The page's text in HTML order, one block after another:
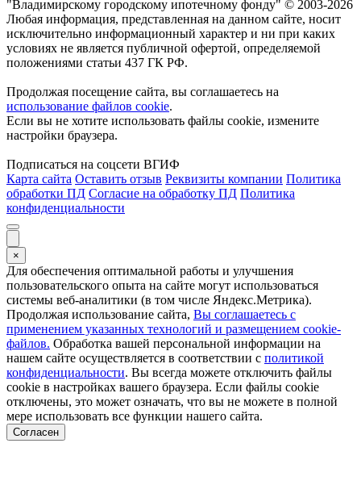
"Владимирскому городскому ипотечному фонду" © 2003-2026
Любая информация, представленная на данном сайте, носит
исключительно информационный характер и ни при каких
условиях не является публичной офертой, определяемой
положениями статьи 437 ГК РФ.
Продолжая посещение сайта, вы соглашаетесь на
использование файлов cookie.
Если вы не хотите использовать файлы cookie, измените
настройки браузера.
Подписаться на соцсети ВГИФ
Карта сайта Оставить отзыв Реквизиты компании Политика
обработки ПД Согласие на обработку ПД Политика
конфиденциальности
×
Для обеспечения оптимальной работы и улучшения
пользовательского опыта на сайте могут использоваться
системы веб-аналитики (в том числе Яндекс.Метрика).
Продолжая использование сайта, Вы соглашаетесь с
применением указанных технологий и размещением cookie-
файлов. Обработка вашей персональной информации на
нашем сайте осуществляется в соответствии с политикой
конфиденциальности. Вы всегда можете отключить файлы
cookie в настройках вашего браузера. Если файлы cookie
отключены, это может означать, что вы не можете в полной
мере использовать все функции нашего сайта.
Согласен